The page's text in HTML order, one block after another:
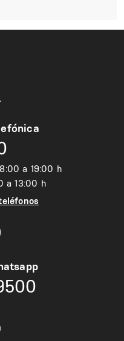
a 19:00 h
a 13:00 h